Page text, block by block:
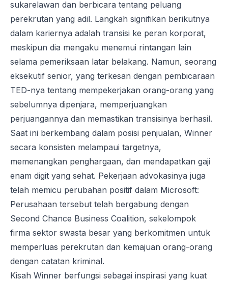
sukarelawan dan berbicara tentang peluang
perekrutan yang adil. Langkah signifikan berikutnya
dalam kariernya adalah transisi ke peran korporat,
meskipun dia mengaku menemui rintangan lain
selama pemeriksaan latar belakang. Namun, seorang
eksekutif senior, yang terkesan dengan pembicaraan
TED-nya tentang mempekerjakan orang-orang yang
sebelumnya dipenjara, memperjuangkan
perjuangannya dan memastikan transisinya berhasil.
Saat ini berkembang dalam posisi penjualan, Winner
secara konsisten melampaui targetnya,
memenangkan penghargaan, dan mendapatkan gaji
enam digit yang sehat. Pekerjaan advokasinya juga
telah memicu perubahan positif dalam Microsoft:
Perusahaan tersebut telah bergabung dengan
Second Chance Business Coalition, sekelompok
firma sektor swasta besar yang berkomitmen untuk
memperluas perekrutan dan kemajuan orang-orang
dengan catatan kriminal.
Kisah Winner berfungsi sebagai inspirasi yang kuat